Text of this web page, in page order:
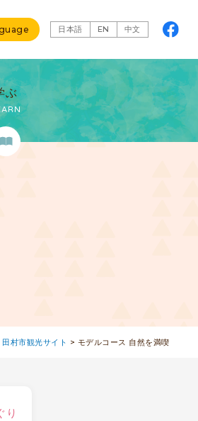
日本語 EN 中文
ぶ
田村市観光サイト > モデルコース 自然を満喫
り